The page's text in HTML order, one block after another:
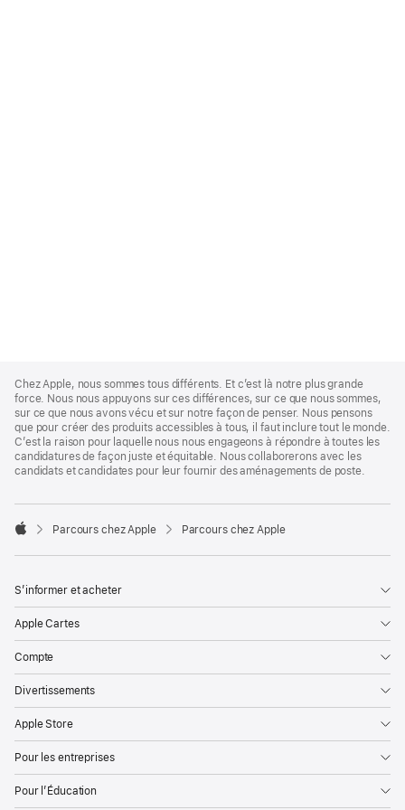
Footer
Chez Apple, nous sommes tous différents. Et c’est là notre plus grande
force. Nous nous appuyons sur ces différences, sur ce que nous sommes,
sur ce que nous avons vécu et sur notre façon de penser. Nous pensons
que pour créer des produits accessibles à tous, il faut inclure tout le monde.
C’est la raison pour laquelle nous nous engageons à répondre à toutes les
candidatures de façon juste et équitable. Nous collaborerons avec les
candidats et candidates pour leur fournir des aménagements de poste.

Parcours chez Apple Parcours chez Apple
S’informer et acheter
Apple Cartes
Compte
Divertissements
Apple Store
Pour les entreprises
Pour l’Éducation